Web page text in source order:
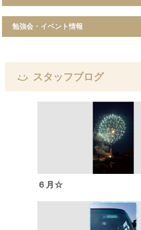
勉強会・イベント情報
スタッフブログ
６月☆